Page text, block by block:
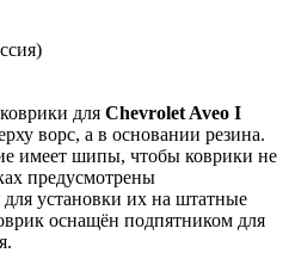
для Chevrolet Aveo I
ворс, а в основании резина.
имеет шипы, чтобы коврики не
предусмотрены
установки их на штатные
оснащён подпятником для